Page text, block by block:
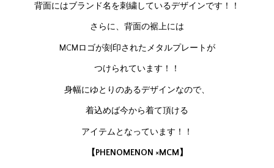
背面にはブランド名を刺繍しているデザインです！！
さらに、背面の裾上には
MCMロゴが刻印されたメタルプレートが
つけられています！！
身幅にゆとりのあるデザインなので、
着込めば今から着て頂ける
アイテムとなっています！！
【PHENOMENON ×MCM】